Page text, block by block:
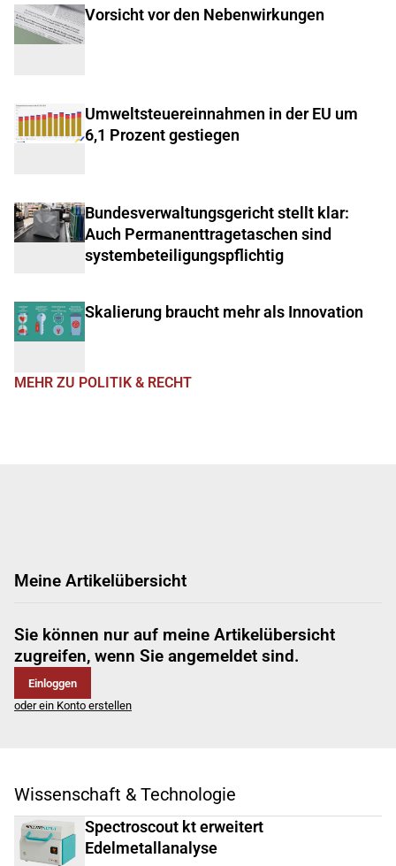
Vorsicht vor den Nebenwirkungen
Umweltsteuereinnahmen in der EU um
6,1 Prozent gestiegen
Bundesverwaltungsgericht stellt klar:
Auch Permanenttragetaschen sind
systembeteiligungspflichtig
Skalierung braucht mehr als Innovation
MEHR ZU POLITIK & RECHT
Meine Artikelübersicht
Sie können nur auf meine Artikelübersicht
zugreifen, wenn Sie angemeldet sind.
Einloggen
oder ein Konto erstellen
Wissenschaft & Technologie
Spectroscout kt erweitert
Edelmetallanalyse